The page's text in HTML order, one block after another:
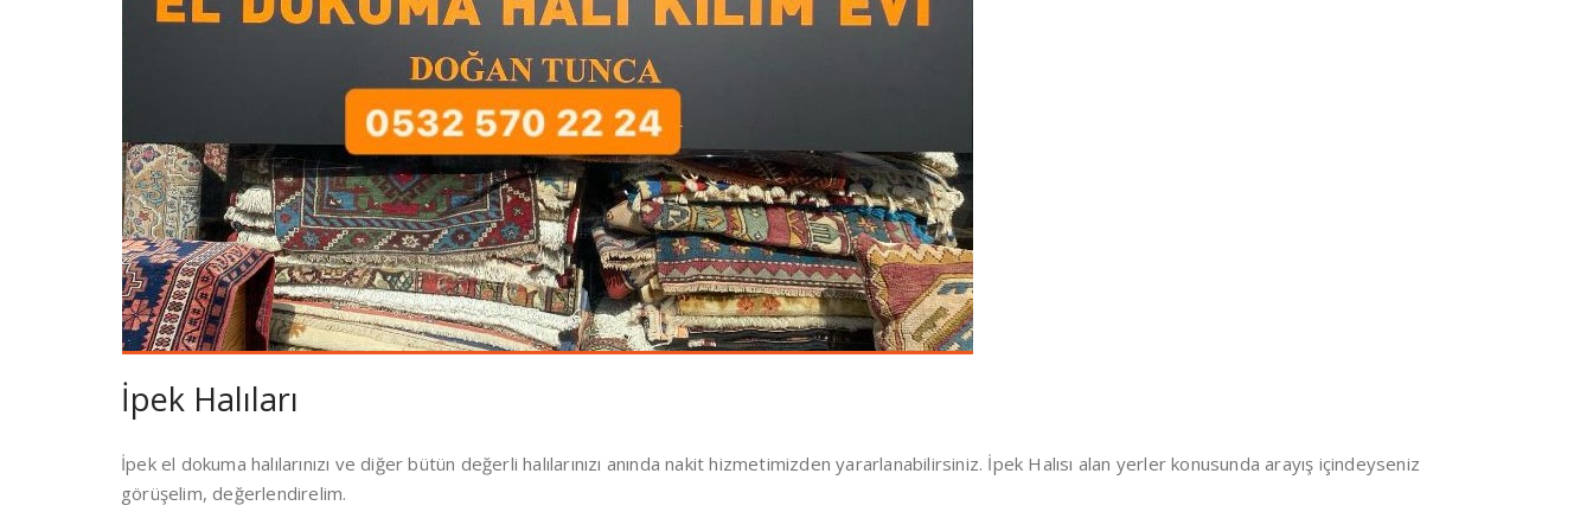
İpek Halıları
İpek el dokuma halılarınızı ve diğer bütün değerli halılarınızı anında nakit hizmetimizden yararlanabilirsiniz. İpek Halısı alan yerler konusunda arayış içindeyseniz
görüşelim, değerlendirelim.